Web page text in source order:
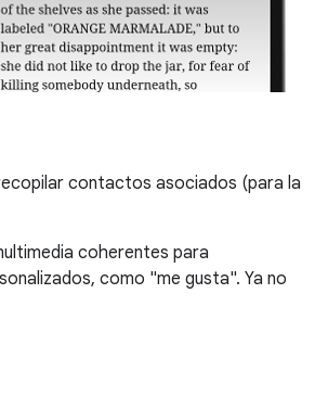
contactos asociados (para la
coherentes para
como "me gusta". Ya no